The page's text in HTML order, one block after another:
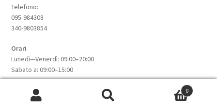
Telefono:
095-984308
340-9803854
Orari
Lunedì—Venerdì: 09:00–20:00
Sabato a: 09:00–15:00
0